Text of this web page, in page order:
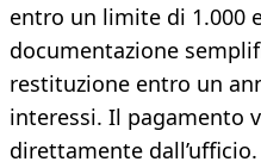
entro un limite di 1.000
documentazione
restituzione entro un
interessi. Il pagamento
direttamente